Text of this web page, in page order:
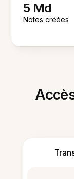
5 Md
Notes créées